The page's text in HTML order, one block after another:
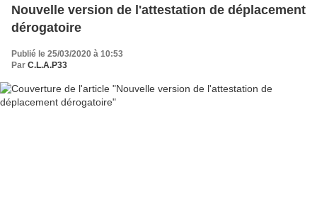
Nouvelle version de l'attestation de déplacement
dérogatoire
Publié le 25/03/2020 à 10:53
Par C.L.A.P33